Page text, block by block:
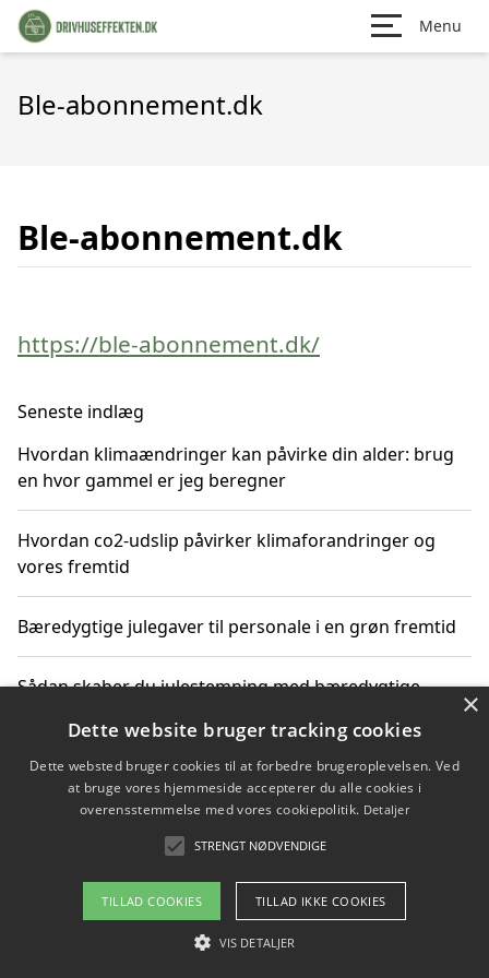
Menu
Ble-abonnement.dk
Ble-abonnement.dk
https://ble-abonnement.dk/
Seneste indlæg
Hvordan klimaændringer kan påvirke din alder: brug
en hvor gammel er jeg beregner
Hvordan co2-udslip påvirker klimaforandringer og
vores fremtid
Bæredygtige julegaver til personale i en grøn fremtid
Sådan skaber du julestemning med bæredygtige
Sådan skaber du et bæredygtigt hjem med familien i
Copyright 2026 - Pilanto Aps
Om / kontakt
×
Dette website bruger tracking cookies
Dette websted bruger cookies til at forbedre brugeroplevelsen. Ved
at bruge vores hjemmeside accepterer du alle cookies i
overensstemmelse med vores cookiepolitik. Detaljer
STRENGT NØDVENDIGE
TILLAD COOKIES TILLAD IKKE COOKIES
VIS DETALJER